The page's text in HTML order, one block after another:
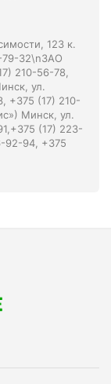
123 к.
79-32\nЗАО
210-56-78,
ул.
+375 (17) 210-
Минск, ул.
(17) 223-
92-94, +375